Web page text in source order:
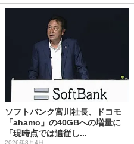
ソフトバンク宮川社長、ドコモ
「ahamo」の40GBへの増量に
「現時点では追従し...
2026年8月4日